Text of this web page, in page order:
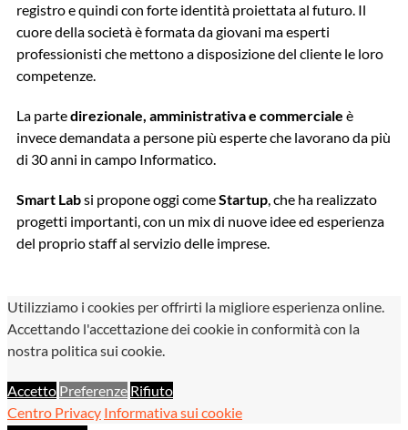
registro e quindi con forte identità proiettata al futuro. Il
cuore della società è formata da giovani ma esperti
professionisti che mettono a disposizione del cliente le loro
competenze.
La partedirezionale, amministrativa e commerciale è
invece demandata a persone più esperte che lavorano da più
di 30 anni in campo Informatico.
Smart Labsi propone oggi comeStartup, che ha realizzato
progetti importanti, con un mix di nuove idee ed esperienza
del proprio staff al servizio delle imprese.
Utilizziamo i cookies per offrirti la migliore esperienza online.
Accettando l'accettazione dei cookie in conformità con la
nostra politica sui cookie.
Accetto Preferenze Rifiuto
Centro Privacy Informativa sui cookie